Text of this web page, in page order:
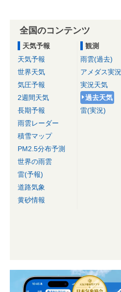
全国のコンテンツ
天気予報
天気予報
世界天気
気圧予報
2週間天気
長期予報
雨雲レーダー
積雪マップ
PM2.5分布予測
世界の雨雲
雷(予報)
道路気象
黄砂情報
観測
雨雲(過去)
アメダス実況
実況天気
過去天気
雷(実況)